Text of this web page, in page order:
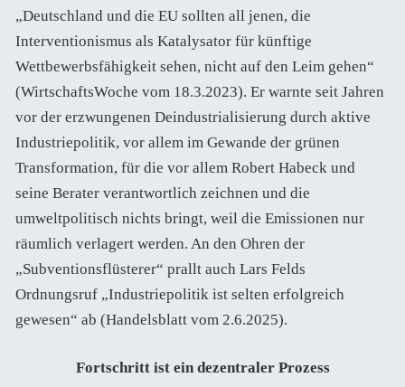
„Deutschland und die EU sollten all jenen, die
Interventionismus als Katalysator für künftige
Wettbewerbsfähigkeit sehen, nicht auf den Leim gehen“
(WirtschaftsWoche vom 18.3.2023). Er warnte seit Jahren
vor der erzwungenen Deindustrialisierung durch aktive
Industriepolitik, vor allem im Gewande der grünen
Transformation, für die vor allem Robert Habeck und
seine Berater verantwortlich zeichnen und die
umweltpolitisch nichts bringt, weil die Emissionen nur
räumlich verlagert werden. An den Ohren der
„Subventionsflüsterer“ prallt auch Lars Felds
Ordnungsruf „Industriepolitik ist selten erfolgreich
gewesen“ ab (Handelsblatt vom 2.6.2025).
Fortschritt ist ein dezentraler Prozess